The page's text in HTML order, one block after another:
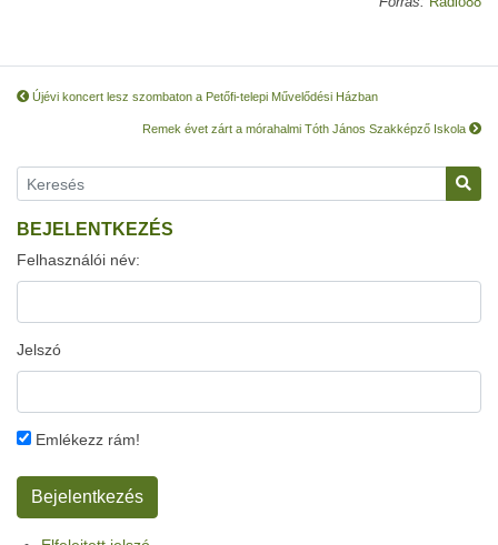
Újévi koncert lesz szombaton a Petőfi-telepi Művelődési Házban
Remek évet zárt a mórahalmi Tóth János Szakképző Iskola
BEJELENTKEZÉS
Felhasználói név:
Jelszó
Emlékezz rám!